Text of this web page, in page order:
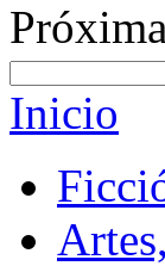
Inicio